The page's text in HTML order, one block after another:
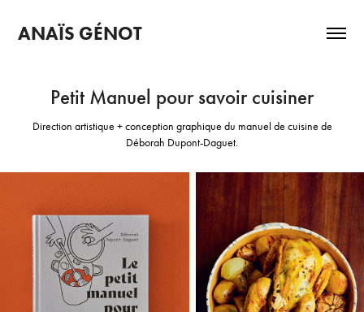
ANAÏS GÉNOT
Petit Manuel pour savoir cuisiner
Direction artistique + conception graphique du manuel de cuisine de
Déborah Dupont-Daguet.